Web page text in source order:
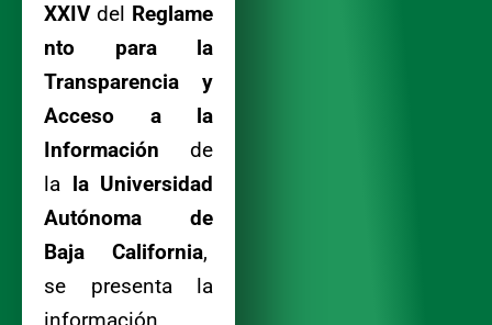
XXIVdel
Reglame
nto para la
Transparencia y
Acceso a la
Información de
la
la Universidad
Autónoma de
Baja California,
se presenta la